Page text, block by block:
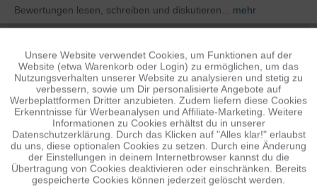
Bewertungen lesen, schreiben und diskutieren...
mehr
Diese Artikel sind dem Produkt ähnlich ...mehr
Persönliche Empfehlungen
Funktionale Aktiv
Tracking Inaktiv
Personalisierung Inaktiv
Service Inaktiv
Unsere Website verwendet Cookies, um Funktionen auf der
Website (etwa Warenkorb oder Login) zu ermöglichen, um das
Nutzungsverhalten unserer Website zu analysieren und stetig zu
verbessern, sowie um Dir personalisierte Angebote auf
Werbeplattformen Dritter anzubieten. Zudem liefern diese Cookies
Erkenntnisse für Werbeanalysen und Affiliate-Marketing. Weitere
Informationen zu Cookies erhältst du in unserer
Datenschutzerklärung. Durch das Klicken auf "Alles klar!" erlaubst
du uns, diese optionalen Cookies zu setzen. Durch eine Änderung
der Einstellungen in deinem Internetbrowser kannst du die
Übertragung von Cookies deaktivieren oder einschränken. Bereits
gespeicherte Cookies können jederzeit gelöscht werden.